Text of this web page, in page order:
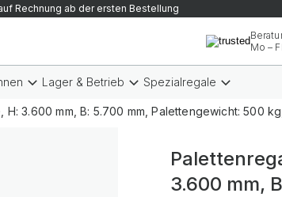
Rechnung ab der ersten Bestellung
Mo –
Lager & Betrieb Spezialregale
H: 3.600 mm, B: 5.700 mm, Palettengewicht: 500
3.600 mm,